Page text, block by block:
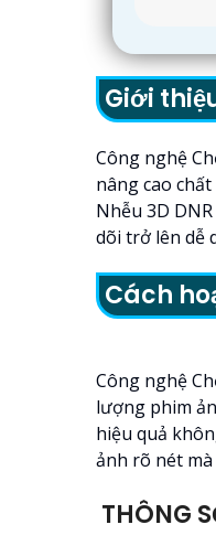
Giới
Công nghệ
nâng cao
Nhễu 3D
dõi trở lên dễ
Cách
Công nghệ
lượng phim
hiệu quả
ảnh rõ nét
THÔNG